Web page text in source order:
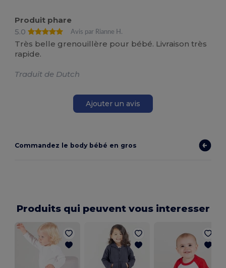
Produit phare
5.0
Avis par Rianne H.
Très belle grenouillère pour bébé. Livraison très
rapide.
Traduit de Dutch
Ajouter un avis
Commandez le body bébé en gros
Produits qui peuvent vous interesser